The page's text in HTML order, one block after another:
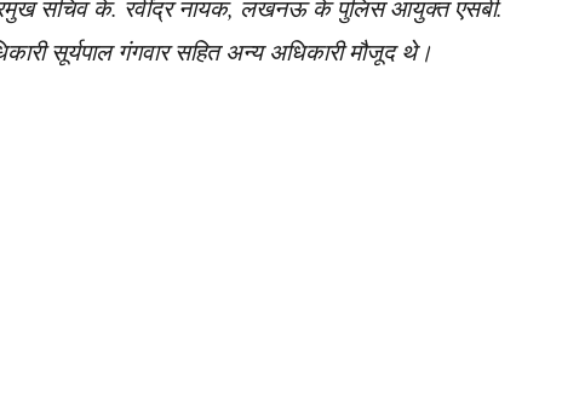
सचिव के. रवींद्र नायक, लखनऊ के पुलिस आयुक्त एसबी.
सूर्यपाल गंगवार सहित अन्य अधिकारी मौजूद थे।